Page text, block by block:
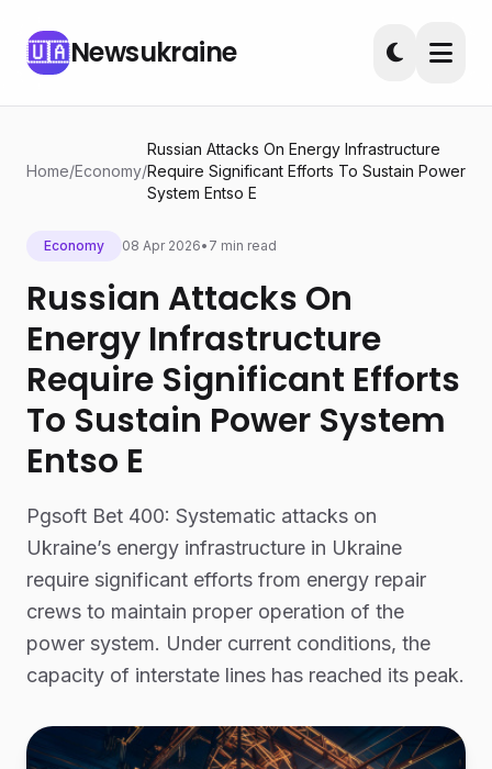
🇺🇦Newsukraine
Home/Economy/
Russian Attacks On Energy Infrastructure
Require Significant Efforts To Sustain Power
System Entso E
Economy 08 Apr 2026• 7 min read
Russian Attacks On
Energy Infrastructure
Require Significant Efforts
To Sustain Power System
Entso E
Pgsoft Bet 400: Systematic attacks on
Ukraine’s energy infrastructure in Ukraine
require significant efforts from energy repair
crews to maintain proper operation of the
power system. Under current conditions, the
capacity of interstate lines has reached its peak.